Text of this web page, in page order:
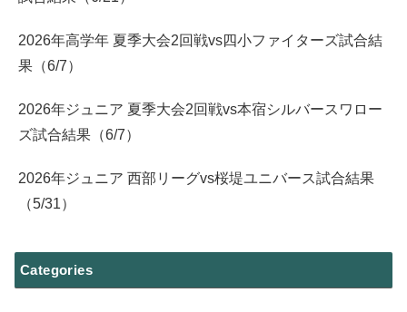
2026年高学年 夏季大会2回戦vs四小ファイターズ試合結
果（6/7）
2026年ジュニア 夏季大会2回戦vs本宿シルバースワロー
ズ試合結果（6/7）
2026年ジュニア 西部リーグvs桜堤ユニバース試合結果
（5/31）
Categories